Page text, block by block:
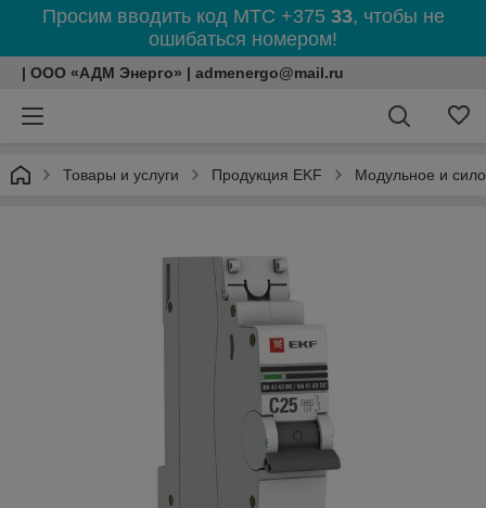
Просим вводить код МТС +375 33, чтобы не
ошибаться номером!
| ООО «АДМ Энерго» | admenergo@mail.ru
Товары и услуги Продукция EKF Модульное и